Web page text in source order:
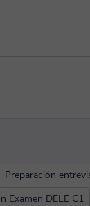
Preparación
Examen DELE C1